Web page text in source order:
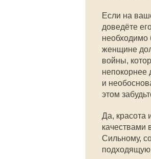
Если на
доведёте
необходимо
женщине
войны,
непокорнее
и
этом
Да, красота
качествами
Сильному,
подходящую